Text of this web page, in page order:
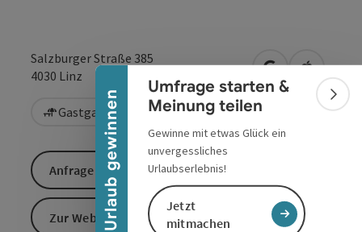
Urlaub gewinnen
Banner einklappen
Umfrage starten &
Meinung teilen
Gewinne mit etwas Glück ein
unvergessliches
Urlaubserlebnis!
Jetzt
mitmachen
Salzburger Straße 385
4030 Linz in Google
in
Gastgarten / Terrasse Kinderspielplatz
Anfrage senden
Zur Website